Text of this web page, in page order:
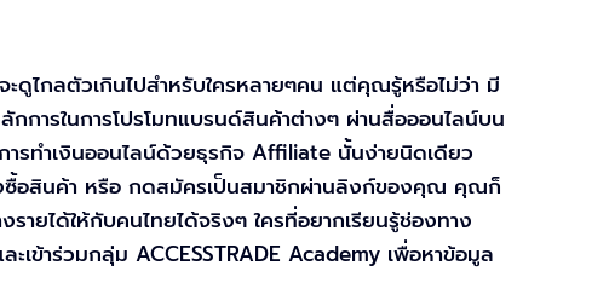
ดูไกลตัวเกินไปสำหรับใครหลายๆคน แต่คุณรู้หรือไม่ว่า มี
การในการโปรโมทแบรนด์สินค้าต่างๆ ผ่านสื่อออนไลน์บน
รทำเงินออนไลน์ด้วยธุรกิจ Affiliate นั้นง่ายนิดเดียว
อสินค้า หรือ กดสมัครเป็นสมาชิกผ่านลิงก์ของคุณ คุณก็
ายได้ให้กับคนไทยได้จริงๆ ใครที่อยากเรียนรู้ช่องทาง
ะเข้าร่วมกลุ่ม ACCESSTRADE Academy เพื่อหาข้อมูล